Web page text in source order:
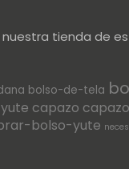
nuestra tienda de
bolso-de-tela
capazo
bolso-yute